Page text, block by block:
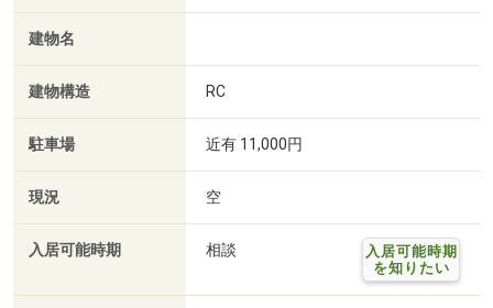
建物名
建物構造 RC
駐車場 近有 11,000円
現況 空
入居可能時期 相談
入居可能時期
を知りたい